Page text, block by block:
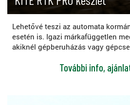
Lehetővé teszi az automata
esetén is. Igazi márkafüggetlen
akiknél gépberuházás vagy
További info,